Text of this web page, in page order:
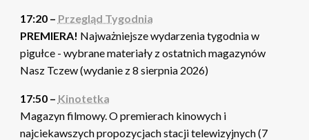
17:20 – Przegląd Tygodnia
PREMIERA! Najważniejsze wydarzenia tygodnia w
pigułce - wybrane materiały z ostatnich magazynów
Nasz Tczew (wydanie z 8 sierpnia 2026)
17:50 – Kinotetka
Magazyn filmowy. O premierach kinowych i
najciekawszych propozycjach stacji telewizyjnych (7